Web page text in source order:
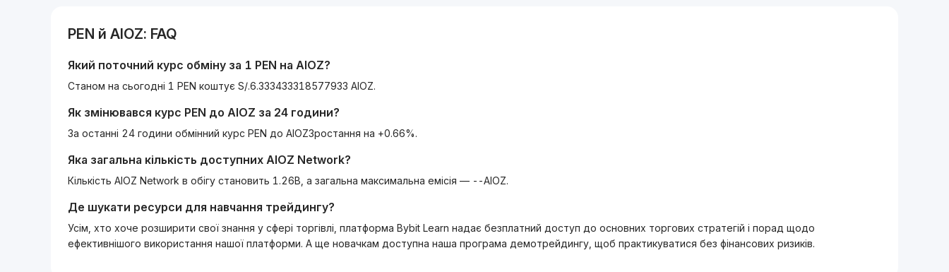
PEN й AIOZ: FAQ
Який поточний курс обміну за 1 PEN на AIOZ?
Станом на сьогодні 1 PEN коштує S/.6.333433318577933 AIOZ.
Як змінювався курс PEN до AIOZ за 24 години?
За останні 24 години обмінний курс PEN до AIOZЗростання на +0.66%.
Яка загальна кількість доступних AIOZ Network?
Кількість AIOZ Network в обігу становить 1.26B, а загальна максимальна емісія — --AIOZ.
Де шукати ресурси для навчання трейдингу?
Усім, хто хоче розширити свої знання у сфері торгівлі, платформа Bybit Learn надає безплатний доступ до основних торгових стратегій і порад щодо
ефективнішого використання нашої платформи. А ще новачкам доступна наша програма демотрейдингу, щоб практикуватися без фінансових ризиків.